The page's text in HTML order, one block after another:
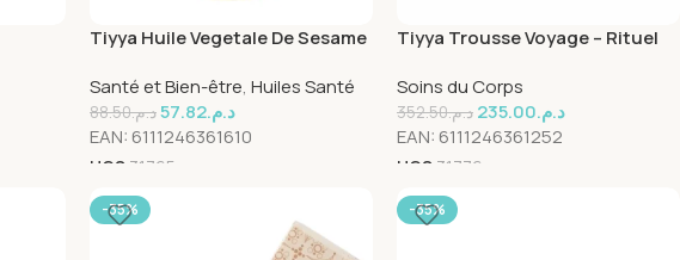
Tiyya Huile Vegetale De Sesame
Santé et Bien-être, Huiles Santé
د.م.88.50 د.م.57.82
EAN: 6111246361610
UGS 31765
Tiyya Trousse Voyage – Rituel
Soins du Corps
د.م.352.50 د.م.235.00
EAN: 6111246361252
UGS 31776
-35% -35%